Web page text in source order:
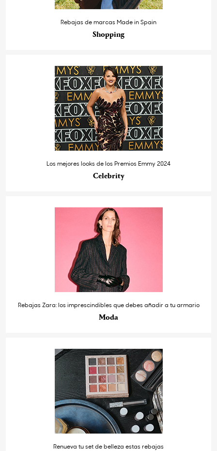
Rebajas de marcas Made in Spain
Shopping
Los mejores looks de los Premios Emmy 2024
Celebrity
Rebajas Zara: los imprescindibles que debes añadir a tu armario
Moda
Renueva tu set de belleza estas rebajas